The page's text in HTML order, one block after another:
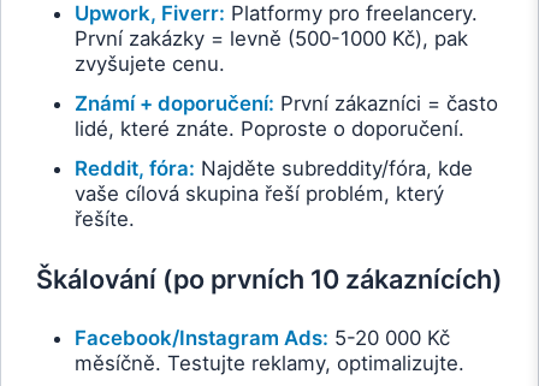
Upwork, Fiverr: Platformy pro freelancery.
První zakázky = levně (500-1000 Kč), pak
zvyšujete cenu.
Známí + doporučení: První zákazníci = často
lidé, které znáte. Poproste o doporučení.
Reddit, fóra: Najděte subreddity/fóra, kde
vaše cílová skupina řeší problém, který
řešíte.
Škálování (po prvních 10 zákaznících)
Facebook/Instagram Ads: 5-20 000 Kč
měsíčně. Testujte reklamy, optimalizujte.